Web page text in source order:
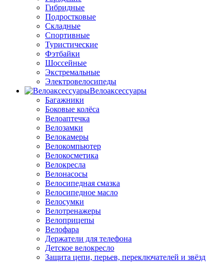
Гибридные
Подростковые
Складные
Спортивные
Туристические
Фэтбайки
Шоссейные
Экстремальные
Электровелосипеды
Велоаксессуары
Багажники
Боковые колёса
Велоаптечка
Велозамки
Велокамеры
Велокомпьютер
Велокосметика
Велокресла
Велонасосы
Велосипедная смазка
Велосипедное масло
Велосумки
Велотренажеры
Велоприцепы
Велофара
Держатели для телефона
Детское велокресло
Защита цепи, перьев, переключателей и звёзд